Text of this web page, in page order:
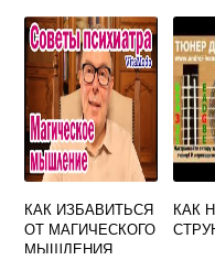
КАК ИЗБАВИТЬСЯ
ОТ МАГИЧЕСКОГО
МЫШЛЕНИЯ
КАК